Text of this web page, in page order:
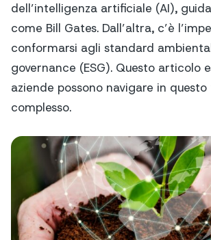
dell’intelligenza artificiale (AI),
come Bill Gates. Dall’altra, c’è
conformarsi agli standard
governance (ESG). Questo articolo
aziende possono navigare in
complesso.